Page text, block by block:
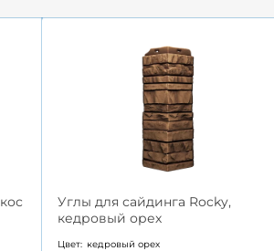
Углы для сайдинга Rocky,
кедровый орех
Цвет: кедровый орех